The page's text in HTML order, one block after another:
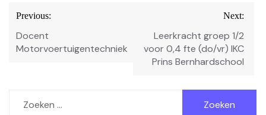
Bericht
navigatie
Previous:
Docent
Motorvoertuigentechniek
Next:
Leerkracht groep 1/2
voor 0,4 fte (do/vr) IKC
Prins Bernhardschool
naar: